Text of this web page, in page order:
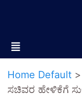
Home Default >
ಸಚಿವರ ಹೇಳಿಕೆಗೆ